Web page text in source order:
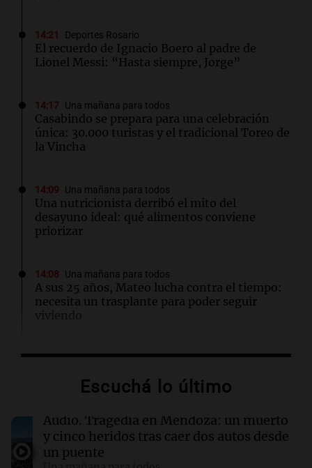
14:21 Deportes Rosario
El recuerdo de Ignacio Boero al padre de
Lionel Messi: “Hasta siempre, Jorge”
14:17 Una mañana para todos
Casabindo se prepara para una celebración
única: 30.000 turistas y el tradicional Toreo de
la Vincha
14:09 Una mañana para todos
Una nutricionista derribó el mito del
desayuno ideal: qué alimentos conviene
priorizar
14:08 Una mañana para todos
A sus 25 años, Mateo lucha contra el tiempo:
necesita un trasplante para poder seguir
13:57 Una mañana para todos
heridos tras caer dos autos desde un puente
Sociedad
“Santa Fe te abraza”: el mensaje de Pullaro
tras la muerte de Jorge Messi
Escuchá lo último
Audio. Tragedia en Mendoza: un muerto
y cinco heridos tras caer dos autos desde
un puente